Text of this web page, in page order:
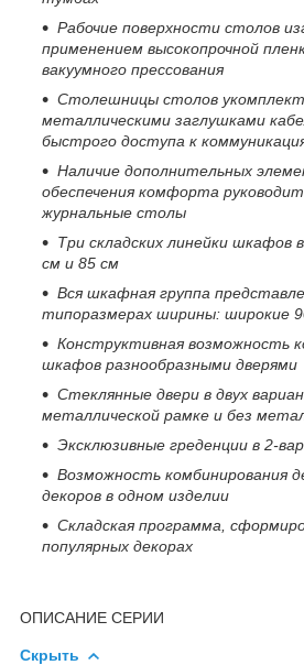
Рабочие поверхности столов
применением высокопрочной
вакуумного прессования
Столешницы столов
металлическими заглушками
быстрого доступа к
Наличие дополнительных
обеспечения комфорта
журнальные столы
Три складских линейки шкафов
см и 85 см
Вся шкафная группа
типоразмерах ширины: широкие
Конструктивная возможность
шкафов разнообразными дверями
Стеклянные двери в двух
металлической рамке и без
Эксклюзивные греденции в 2-
Возможность комбинирования
декоров в одном изделии
Складская программа,
популярных декорах
ОПИСАНИЕ СЕРИИ
Скрыть